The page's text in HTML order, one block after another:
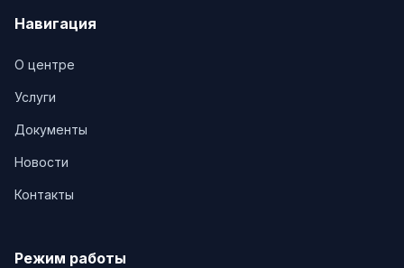
Навигация
О центре
Услуги
Документы
Новости
Контакты
Режим работы